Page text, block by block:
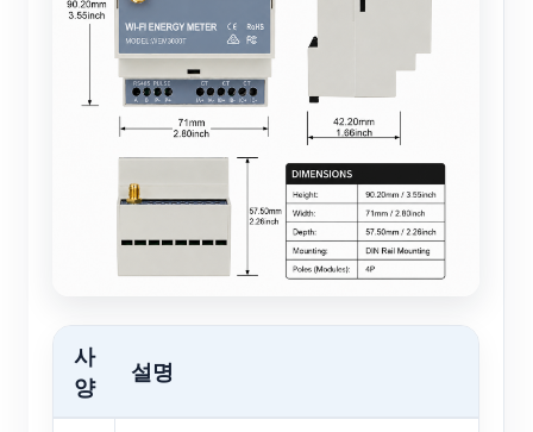
사
양
설명